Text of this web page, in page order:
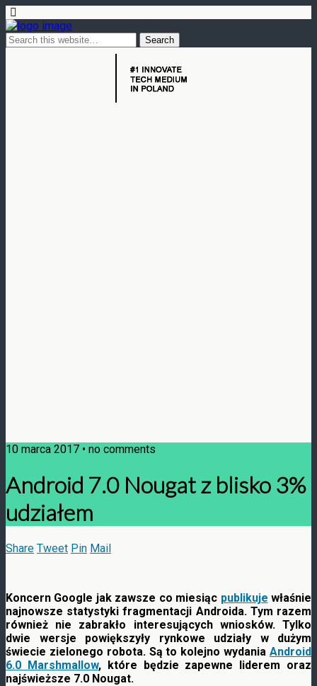
10 marca 2017 • no comments
Android 7.0 Nougat z blisko 3%
udziałem
Share Tweet Pin Mail
Koncern Google jak zawsze co miesiąc publikuje właśnie
najnowsze statystyki fragmentacji Androida. Tym razem
również nie zabrakło interesujących wniosków. Tylko
dwie wersje powiększyły rynkowe udziały w dużym
świecie zielonego robota. Są to kolejno wydania Android
6.0 Marshmallow, które będzie zapewne liderem oraz
najświeższe 7.0 Nougat.